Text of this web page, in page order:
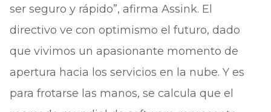
ser seguro y rápido”, afirma Assink. El
directivo ve con optimismo el futuro, dado
que vivimos un apasionante momento de
apertura hacia los servicios en la nube. Y es
para frotarse las manos, se calcula que el